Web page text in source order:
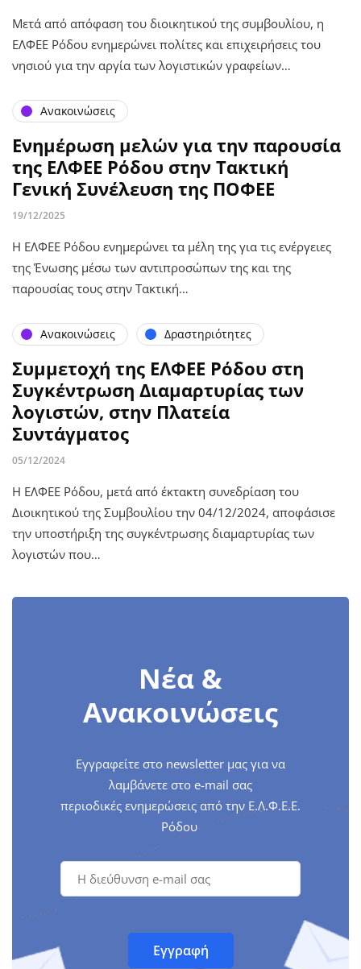
Μετά από απόφαση του διοικητικού της συμβουλίου, η
ΕΛΦΕΕ Ρόδου ενημερώνει πολίτες και επιχειρήσεις του
νησιού για την αργία των λογιστικών γραφείων…
Ανακοινώσεις
Ενημέρωση μελών για την παρουσία
της ΕΛΦΕΕ Ρόδου στην Τακτική
Γενική Συνέλευση της ΠΟΦΕΕ
19/12/2025
Η ΕΛΦΕΕ Ρόδου ενημερώνει τα μέλη της για τις ενέργειες
της Ένωσης μέσω των αντιπροσώπων της και της
παρουσίας τους στην Τακτική…
Ανακοινώσεις Δραστηριότητες
Συμμετοχή της ΕΛΦΕΕ Ρόδου στη
Συγκέντρωση Διαμαρτυρίας των
λογιστών, στην Πλατεία
Συντάγματος
05/12/2024
Η ΕΛΦΕΕ Ρόδου, μετά από έκτακτη συνεδρίαση του
Διοικητικού της Συμβουλίου την 04/12/2024, αποφάσισε
την υποστήριξη της συγκέντρωσης διαμαρτυρίας των
λογιστών που…
Νέα &
Ανακοινώσεις
Εγγραφείτε στο newsletter μας για να
λαμβάνετε στο e-mail σας
περιοδικές ενημερώσεις από την Ε.Λ.Φ.Ε.Ε.
Ρόδου